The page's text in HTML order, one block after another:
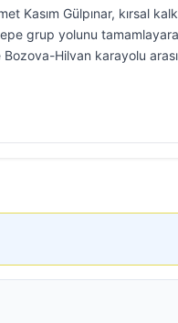
Kasım Gülpınar, kırsal
grup yolunu
Bozova-Hilvan karayolu